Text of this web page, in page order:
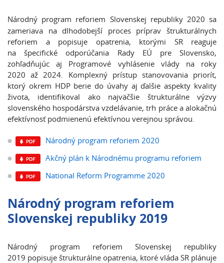
Národný program reforiem Slovenskej republiky 2020 sa
zameriava na dlhodobejší proces príprav štrukturálnych
reforiem a popisuje opatrenia, ktorými SR reaguje
na špecifické odporúčania Rady EÚ pre Slovensko,
zohľadňujúc aj Programové vyhlásenie vlády na roky
2020 až 2024. Komplexný prístup stanovovania priorít,
ktorý okrem HDP berie do úvahy aj ďalšie aspekty kvality
života, identifikoval ako najväčšie štrukturálne výzvy
slovenského hospodárstva vzdelávanie, trh práce a alokačnú
efektívnosť podmienenú efektívnou verejnou správou.
Národný program reforiem 2020
Akčný plán k Národnému programu reforiem
National Reform Programme 2020
Národný program reforiem
Slovenskej republiky 2019
Národný program reforiem Slovenskej republiky
2019 popisuje štrukturálne opatrenia, ktoré vláda SR plánuje